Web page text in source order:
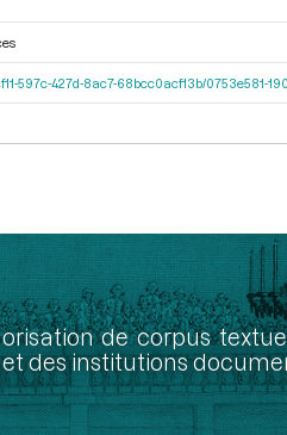
597c-427d-8ac7-68bcc0acf13b/0753e581-
de corpus
des institutions